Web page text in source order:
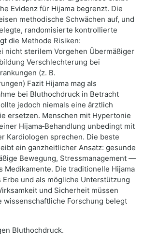
Evidenz für Hijama begrenzt. Die
methodische Schwächen auf, und
randomisierte kontrollierte
die Methode Risiken:
nicht sterilem Vorgehen Übermäßiger
Verschlechterung bei
(z. B.
Fazit Hijama mag als
bei Bluthochdruck in Betracht
jedoch niemals eine ärztlich
ersetzen. Menschen mit Hypertonie
Hijama‑Behandlung unbedingt mit
Kardiologen sprechen. Die beste
ein ganzheitlicher Ansatz: gesunde
Bewegung, Stressmanagement —
Medikamente. Die traditionelle Hijama
und als mögliche Unterstützung
und Sicherheit müssen
wissenschaftliche Forschung belegt
Bluthochdruck.